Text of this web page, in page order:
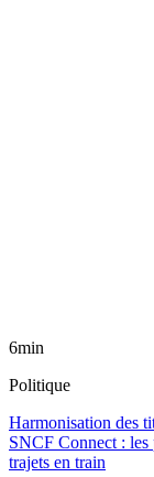
6min
Politique
Harmonisation des
SNCF Connect : les
trajets en train